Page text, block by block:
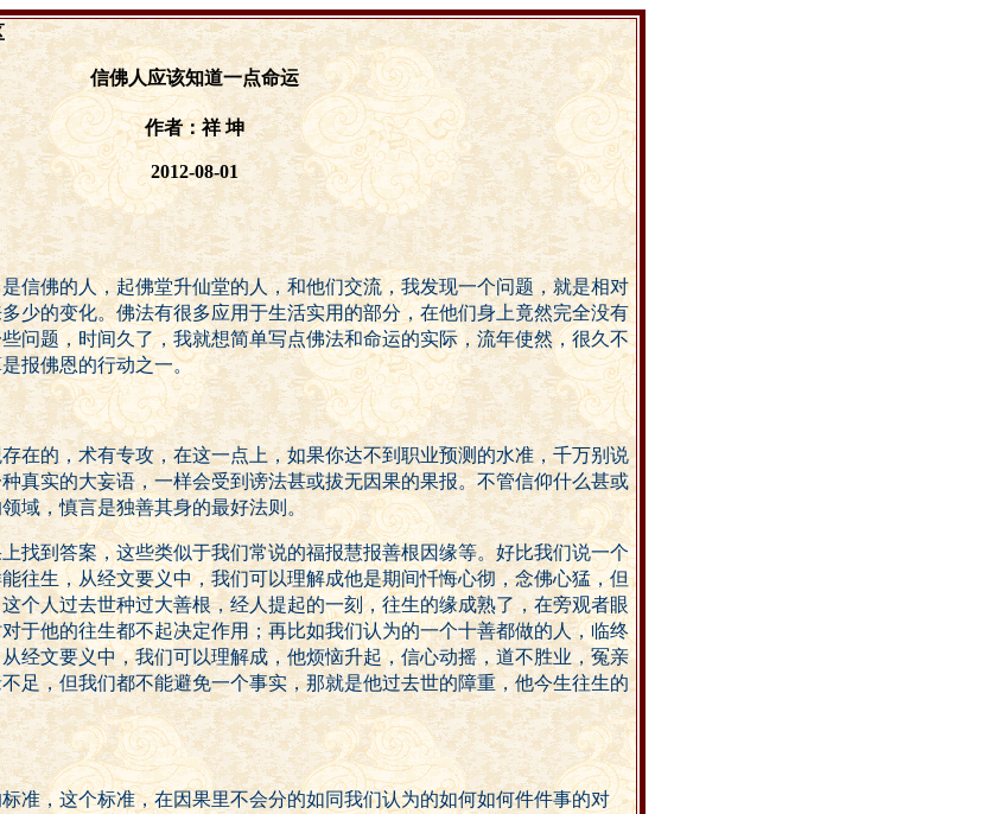
信佛人应该知道一点命运
作者：祥 坤
2012-08-01
信佛的人，起佛堂升仙堂的人，和他们交流，我发现一个问题，就是相对
少的变化。佛法有很多应用于生活实用的部分，在他们身上竟然完全没有
问题，时间久了，我就想简单写点佛法和命运的实际，流年使然，很久不
报佛恩的行动之一。
在的，术有专攻，在这一点上，如果你达不到职业预测的水准，千万别说
真实的大妄语，一样会受到谤法甚或拔无因果的果报。不管信仰什么甚或
域，慎言是独善其身的最好法则。
找到答案，这些类似于我们常说的福报慧报善根因缘等。好比我们说一个
往生，从经文要义中，我们可以理解成他是期间忏悔心彻，念佛心猛，但
个人过去世种过大善根，经人提起的一刻，往生的缘成熟了，在旁观者眼
于他的往生都不起决定作用；再比如我们认为的一个十善都做的人，临终
经文要义中，我们可以理解成，他烦恼升起，信心动摇，道不胜业，冤亲
足，但我们都不能避免一个事实，那就是他过去世的障重，他今生往生的
准，这个标准，在因果里不会分的如同我们认为的如何如何件件事的对